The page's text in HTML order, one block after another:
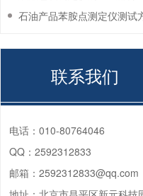
石油产品苯胺点测定仪测试
联系我们
电话： 010-80764046
QQ： 2592312833
邮箱： 2592312833@qq.com